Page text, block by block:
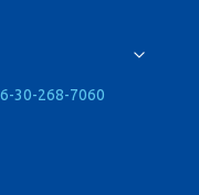
30-268-7060